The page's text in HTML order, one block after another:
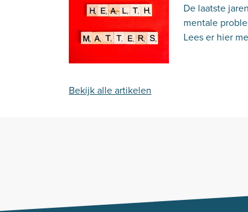
De laatste
mentale
Lees er hier
Bekijk alle artikelen